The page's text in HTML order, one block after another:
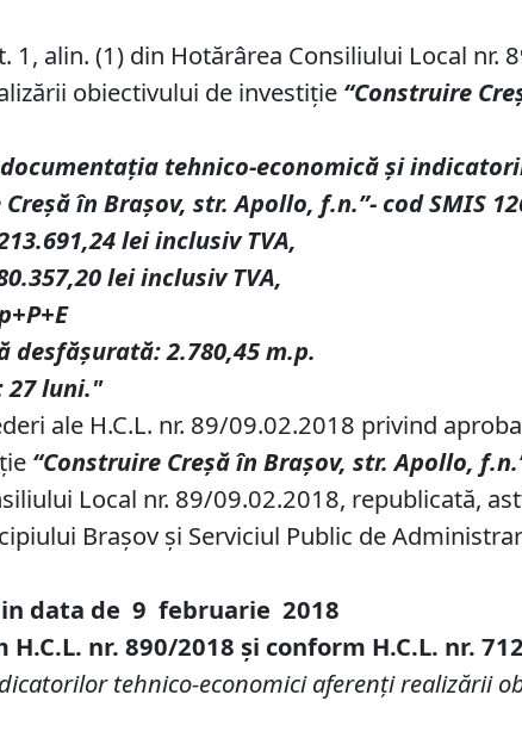
1, alin. (1) din Hotărârea Consiliului Local
obiectivului de investiție “Construire Cre
documentația tehnico-economicăși
șăîn Brașov, str. Apollo, f.n.”- cod SMIS
lei inclusiv TVA,
lei inclusiv TVA,
desfășurată: 2.780,45 m.p.
27 luni."
ale H.C.L. nr. 89/09.02.2018 privind
“Construire Creșăîn Brașov, str. Apollo, f.n.
Local nr. 89/09.02.2018, republicată,
Brașov și Serviciul Public de
data de 9 februarie2018
nr. 890/2018 și conform H.C.L. nr.
tehnico-economici aferenţi realizării